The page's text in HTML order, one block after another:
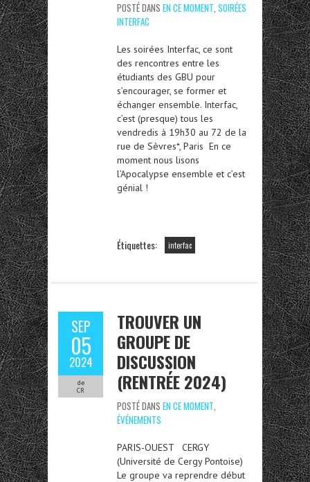
POSTÉ DANS EN CE MOMENT, SOIRÉES
INTERFAC
Les soirées Interfac, ce sont
des rencontres entre les
étudiants des GBU pour
s’encourager, se former et
échanger ensemble. Interfac,
c’est (presque) tous les
vendredis à 19h30 au 72 de la
rue de Sèvres*, Paris En ce
moment nous lisons
l’Apocalypse ensemble et c’est
génial !
Étiquettes: interfac
SEP
05
2024
de
CR
TROUVER UN
GROUPE DE
DISCUSSION
(RENTRÉE 2024)
POSTÉ DANS EN CE MOMENT,
ÉVÉNEMENTS
PARIS-OUEST CERGY
(Université de Cergy Pontoise)
Le groupe va reprendre début